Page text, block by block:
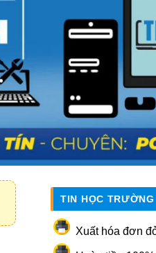
TIN HỌC
Xuất hóa đơn